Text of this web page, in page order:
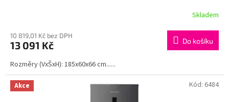
R
M
A
Skladem
10 819,01 Kč bez DPH
13 091 Kč Do košíku
Rozměry (VxŠxH): 185x60x66 cm......
Akce Kód: 6484